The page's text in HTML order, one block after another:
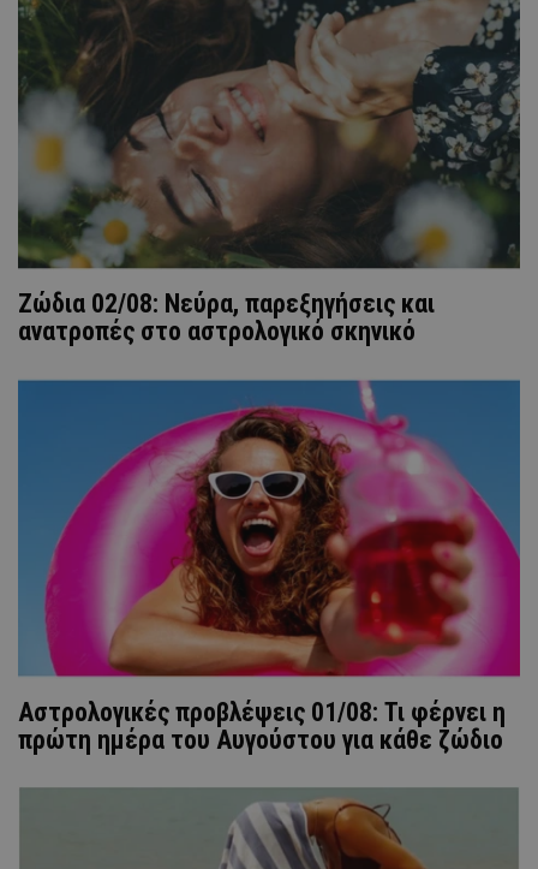
Ζώδια 02/08: Νεύρα, παρεξηγήσεις και
ανατροπές στο αστρολογικό σκηνικό
Αστρολογικές προβλέψεις 01/08: Τι φέρνει η
πρώτη ημέρα του Αυγούστου για κάθε ζώδιο